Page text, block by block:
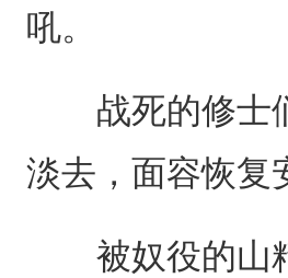
吼。
战死的修士们
淡去，面容恢复
被奴役的山精